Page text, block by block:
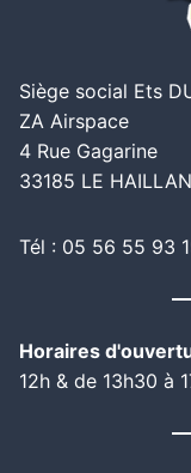
Siège social Ets
ZA Airspace
4 Rue Gagarine
33185 LE HAILLAN
Tél : 05 56 55 93
Horaires
12h & de 13h30 à